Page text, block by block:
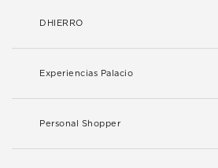
DHIERRO
Experiencias Palacio
Personal Shopper